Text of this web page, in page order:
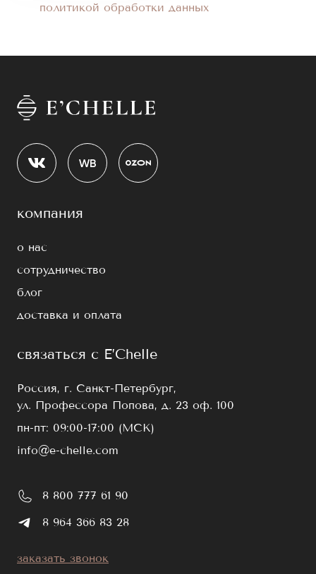
политикой обработки данных
компания
о нас
сотрудничество
блог
доставка и оплата
связаться с E’Chelle
Россия, г. Санкт-Петербург,
ул. Профессора Попова, д. 23 оф. 100
пн-пт: 09:00-17:00 (МСК)
info@e-chelle.com
8 800 777 61 90
8 964 366 83 28
заказать звонок